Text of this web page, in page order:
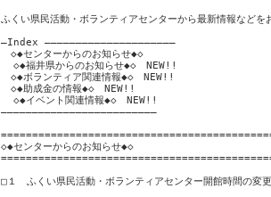
ふくい県民活動・ボランティアセンターから最新情報などを
―Index ―――――――――――――――――――――
◇◆センターからのお知らせ◆◇
◇◆福井県からのお知らせ◆◇ NEW!!
◇◆ボランティア関連情報◆◇ NEW!!
◇◆助成金の情報◆◇ NEW!!
◇◆イベント関連情報◆◇ NEW!!
―――――――――――――――――――――――――
◇◆センターからのお知らせ◆◇
□１ ふくい県民活動・ボランティアセンター開館時間の変